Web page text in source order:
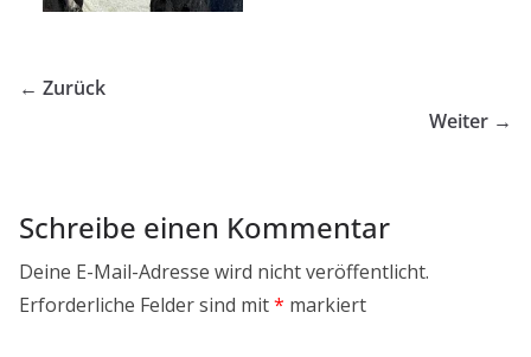
← Zurück
Weiter →
Schreibe einen Kommentar
Deine E-Mail-Adresse wird nicht veröffentlicht.
Erforderliche Felder sind mit* markiert